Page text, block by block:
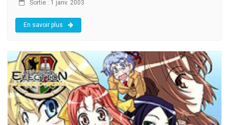
Sortie : 1 janv. 2003
En savoir plus